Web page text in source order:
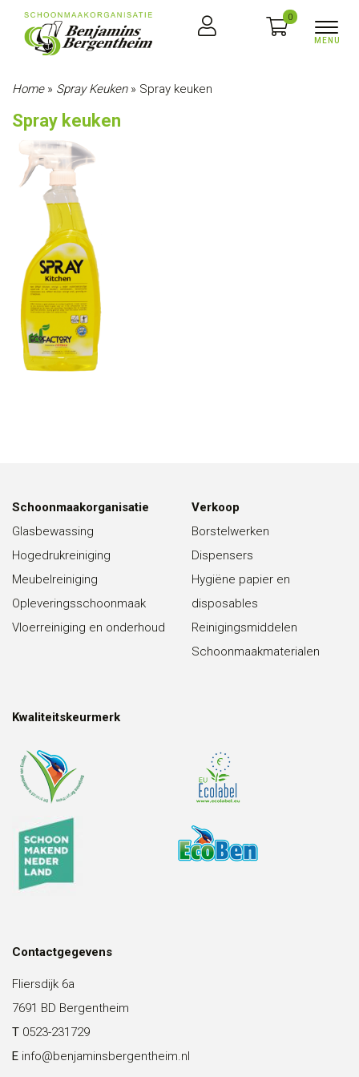
0
Home» Spray Keuken» Spray keuken
Spray keuken
Schoonmaakorganisatie
Glasbewassing
Hogedrukreiniging
Meubelreiniging
Opleveringsschoonmaak
Vloerreiniging en onderhoud
Verkoop
Borstelwerken
Dispensers
Hygiëne papier en
disposables
Reinigingsmiddelen
Schoonmaakmaterialen
Kwaliteitskeurmerk
Contactgegevens
Fliersdijk 6a
7691 BD Bergentheim
T 0523-231729
E info@benjaminsbergentheim.nl